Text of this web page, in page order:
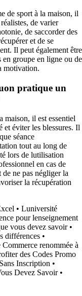
de sport à la maison, il
de varier
de saccorder des
et de se
Il peut également être
en groupe en ligne ou de
motivation.
pratique un
maison, il est essentiel
et éviter les blessures. Il
séance
tout au long de
lors de lutilisation
en cas de
ne pas négliger la
la récupération
• Luniversité
pour lenseignement
vous devez savoir•
différences •
renommée à
des Codes Promo
Inscription •
Devez Savoir•